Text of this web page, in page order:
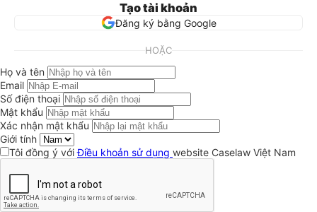
Tạo tài khoản
Đăng ký bằng Google
HOẶC
Họ và tên
Email
Số điện thoại
Mật khẩu
Xác nhận mật khẩu
Giới tính
Tôi đồng ý vớiĐiều khoản sử dụng website Caselaw Việt Nam